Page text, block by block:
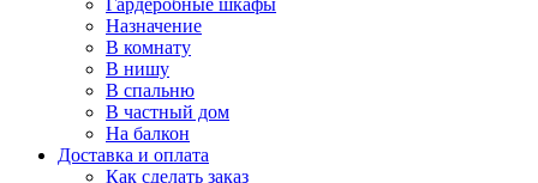
Гардеробные шкафы
Назначение
В комнату
В нишу
В спальню
В частный дом
На балкон
Доставка и оплата
Как сделать заказ